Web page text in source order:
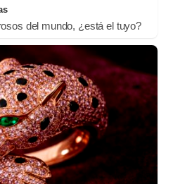
del mundo, ¿está el tuyo?